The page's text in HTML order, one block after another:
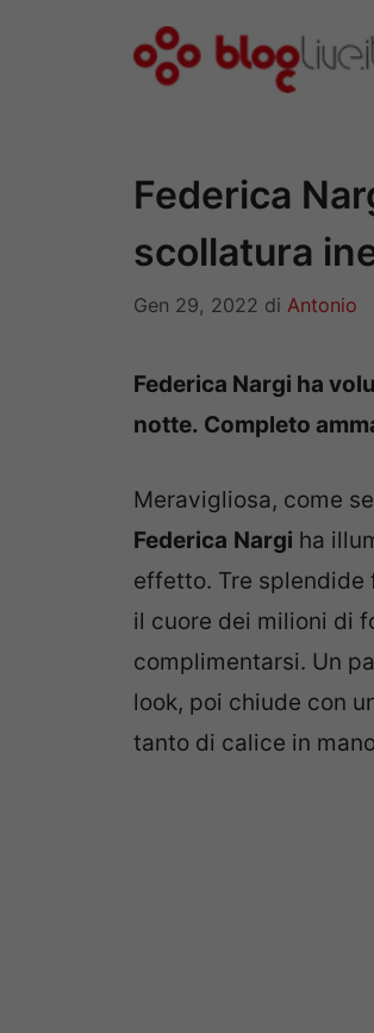
Federica
scollatura
Gen 29, 2022 di Antonio
Federica Nargi ha
notte. Completo
Meravigliosa, come
Federica Nargi ha
effetto. Tre splendide
il cuore dei milioni di
complimentarsi. Un
look, poi chiude con
tanto di calice in